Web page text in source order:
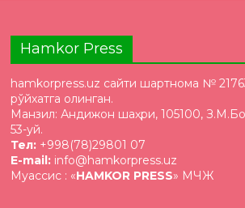
Hamkor Press
hamkorpress.uz сайти шартнома №
рўйхатга олинган.
Манзил: Андижон шаҳри, 105100,
53-уй.
Тел: +998(78)29801 07
E-mail: info@hamkorpress.uz
Муассис : «HAMKOR PRESS» МЧЖ